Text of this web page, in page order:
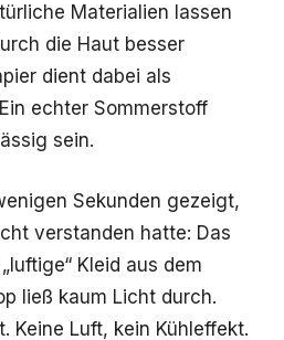
Materialien lassen
die Haut besser
dient dabei als
echter Sommerstoff
sein.
Sekunden gezeigt,
verstanden hatte: Das
Kleid aus dem
ließ kaum Licht durch.
Keine Luft, kein Kühleffekt.